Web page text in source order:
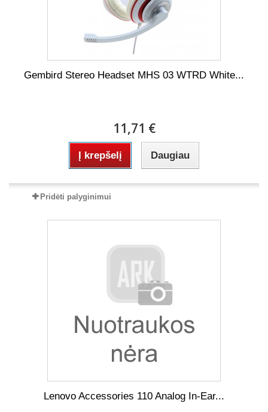
Gembird Stereo Headset MHS 03 WTRD White...
11,71 €
Į krepšelį Daugiau
Pridėti palyginimui
Lenovo Accessories 110 Analog In-Ear...